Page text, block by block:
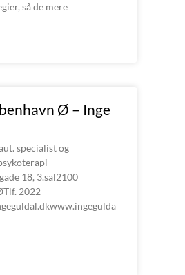
så de mere
Ø – Inge
specialist og
18, 3.sal2100
2022